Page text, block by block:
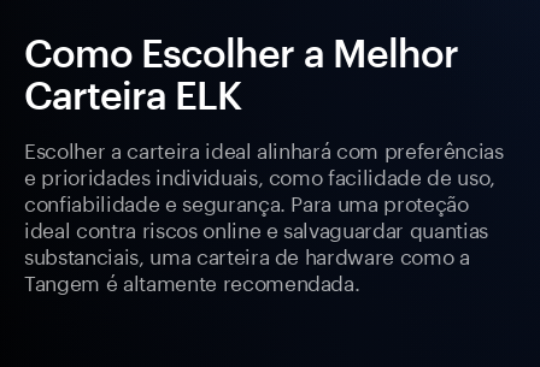
Como Escolher a Melhor
Carteira ELK
Escolher a carteira ideal alinhará com preferências
e prioridades individuais, como facilidade de uso,
confiabilidade e segurança. Para uma proteção
ideal contra riscos online e salvaguardar quantias
substanciais, uma carteira de hardware como a
Tangem é altamente recomendada.